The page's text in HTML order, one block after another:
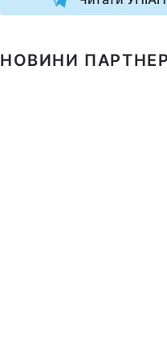
НОВИНИ